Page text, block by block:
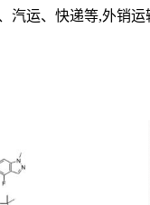
汽运、快递等,外销运